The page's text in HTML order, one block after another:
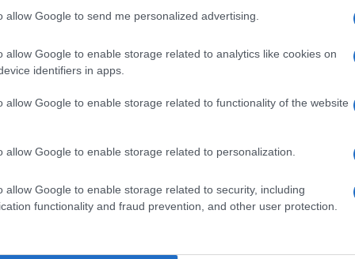
allow Google to send me personalized advertising.
allow Google to enable storage related to analytics like cookies on
identifiers in apps.
allow Google to enable storage related to functionality of the website
allow Google to enable storage related to personalization.
allow Google to enable storage related to security, including
functionality and fraud prevention, and other user protection.
στη Βασιλίσσης Σοφίας –
το καντράν τρόλεϊ
κατέβασε έγκαιρα τους επιβάτες
- 08:17